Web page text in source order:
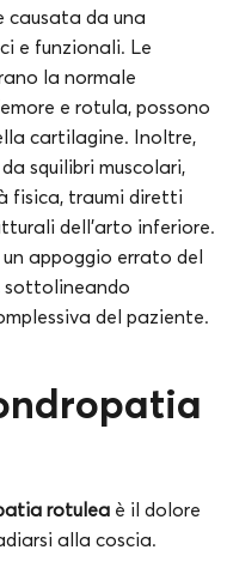
causata da una
e funzionali. Le
la normale
e rotula, possono
cartilagine. Inoltre,
squilibri muscolari,
fisica, traumi diretti
dell’arto inferiore.
appoggio errato del
sottolineando
del paziente.
rotulea è il dolore
alla coscia.